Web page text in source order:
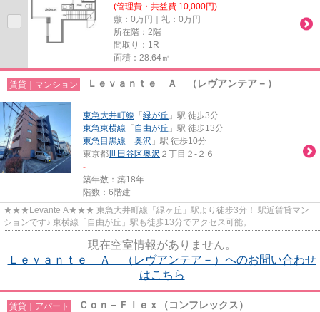
(管理費・共益費 10,000円)
敷：0万円｜礼：0万円
所在階：2階
間取り：1R
面積：28.64㎡
賃貸｜マンション Ｌｅｖａｎｔｅ Ａ （レヴアンテア－）
東急大井町線 「 緑が丘 」駅 徒歩3分
東急東横線 「 自由が丘 」駅 徒歩13分
東急目黒線 「 奥沢 」駅 徒歩10分
東京都世田谷区奥沢 ２丁目２-２６
-
築年数：築18年
階数：6階建
★★★Levante A★★★ 東急大井町線「緑ヶ丘」駅より徒歩3分！ 駅近賃貸マン
ションです♪ 東横線「自由が丘」駅も徒歩13分でアクセス可能。
現在空室情報がありません。
Ｌｅｖａｎｔｅ Ａ （レヴアンテア－）へのお問い合わせ
はこちら
賃貸｜アパート Ｃｏｎ－Ｆｌｅｘ（コンフレックス）